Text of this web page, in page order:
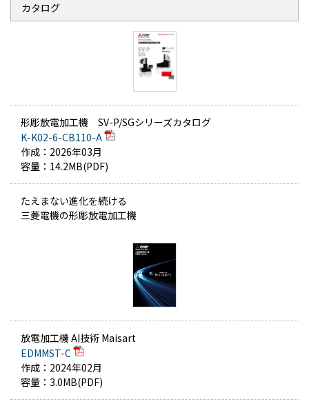
カタログ
形彫放電加工機 SV-P/SGシリーズカタログ
K-K02-6-CB110-A
作成： 2026年03月
容量： 14.2MB(PDF)
たえまない進化を続ける
三菱電機の形彫放電加工機
放電加工機 AI技術 Maisart
EDMMST-C
作成： 2024年02月
容量： 3.0MB(PDF)